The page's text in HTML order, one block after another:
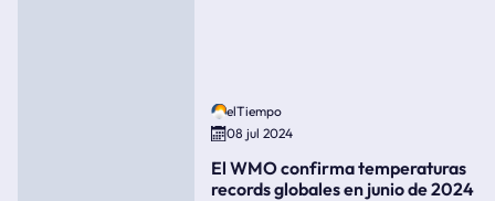
elTiempo
08 jul 2024
El WMO confirma temperaturas
records globales en junio de 2024